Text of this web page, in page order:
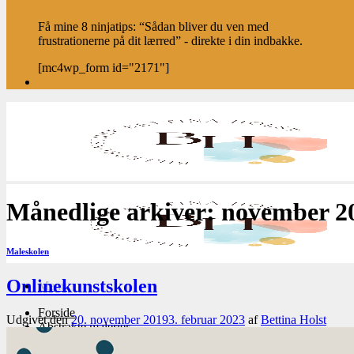
Få mine 8 ninjatips: “Sådan bliver du ven med
frustrationerne på dit lærred” - direkte i din indbakke.
[mc4wp_form id="2171"]
Menu
Forside
Abstrakte malerier
Tidligere værker
Månedlige arkiver:november
Maleskolen
Onlinekunstskolen
Udgivet den20. november 20193. februar 2023 afBettina Holst